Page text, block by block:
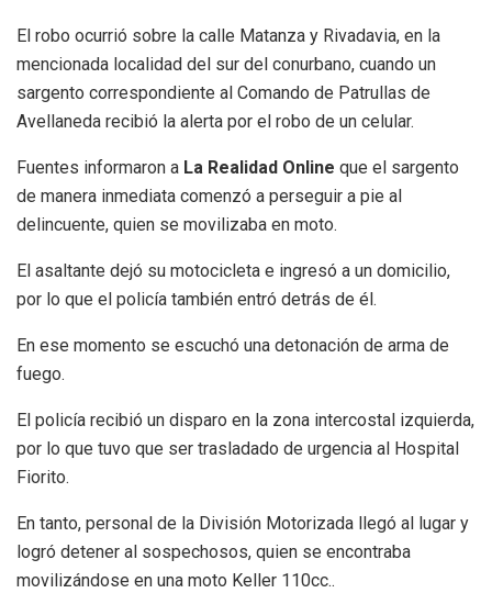
El robo ocurrió sobre la calle Matanza y Rivadavia, en la
mencionada localidad del sur del conurbano, cuando un
sargento correspondiente al Comando de Patrullas de
Avellaneda recibió la alerta por el robo de un celular.
Fuentes informaron a La Realidad Online que el sargento
de manera inmediata comenzó a perseguir a pie al
delincuente, quien se movilizaba en moto.
El asaltante dejó su motocicleta e ingresó a un domicilio,
por lo que el policía también entró detrás de él.
En ese momento se escuchó una detonación de arma de
fuego.
El policía recibió un disparo en la zona intercostal izquierda,
por lo que tuvo que ser trasladado de urgencia al Hospital
Fiorito.
En tanto, personal de la División Motorizada llegó al lugar y
logró detener al sospechosos, quien se encontraba
movilizándose en una moto Keller 110cc..